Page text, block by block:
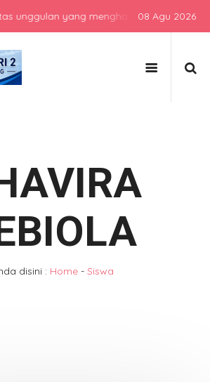
yang menghasilkan lulusan
08 Agu 2026
disini : Home - Siswa